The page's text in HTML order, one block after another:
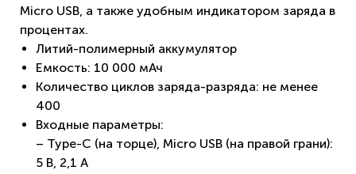
Micro USB, а также удобным индикатором заряда в
процентах.
Литий-полимерный аккумулятор
Емкость: 10 000 мАч
Количество циклов заряда-разряда: не менее
400
Входные параметры:
– Type-C (на торце), Micro USB (на правой грани):
5 В, 2,1 A